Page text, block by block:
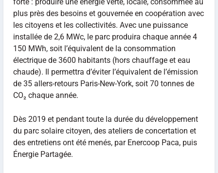
plus près des besoins et gouvernée en coopération avec
les citoyens et les collectivités. Avec une puissance
installée de 2,6 MWc, le parc produira chaque année 4
150 MWh, soit l’équivalent de la consommation
électrique de 3600 habitants (hors chauffage et eau
chaude). Il permettra d’éviter l’équivalent de l’émission
de 35 allers-retours Paris-New-York, soit 70 tonnes de
CO₂ chaque année.
Dès 2019 et pendant toute la durée du développement
du parc solaire citoyen, des ateliers de concertation et
des entretiens ont été menés, par Enercoop Paca, puis
Énergie Partagée.